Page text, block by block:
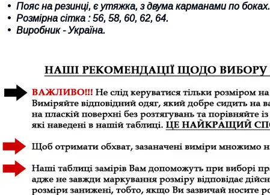
Пояс на резинці, є утяжка, з двума карманами по боках.
Розмірна сітка : 56, 58, 60, 62, 64.
Виробник - Україна.